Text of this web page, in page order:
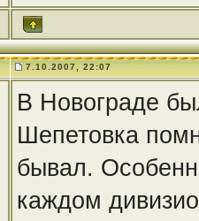
7.10.2007, 22:07
В Новограде
Шепетовка
бывал.
каждом